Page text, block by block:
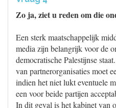
Zo ja, ziet u reden om die
Een sterk maatschappelijk
media zijn belangrijk voor de
democratische Palestijnse
van partnerorganisaties moet
indien het niet lukt eventuele
een voor beide partijen
In dit geval is het kabinet van